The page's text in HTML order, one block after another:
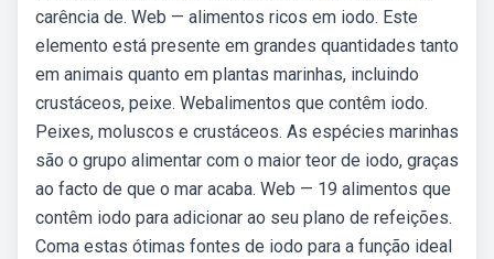
carência de. Web — alimentos ricos em iodo. Este
elemento está presente em grandes quantidades tanto
em animais quanto em plantas marinhas, incluindo
crustáceos, peixe. Webalimentos que contêm iodo.
Peixes, moluscos e crustáceos. As espécies marinhas
são o grupo alimentar com o maior teor de iodo, graças
ao facto de que o mar acaba. Web — 19 alimentos que
contêm iodo para adicionar ao seu plano de refeições.
Coma estas ótimas fontes de iodo para a função ideal